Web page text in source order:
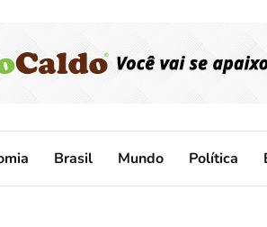
Brasil Mundo Política